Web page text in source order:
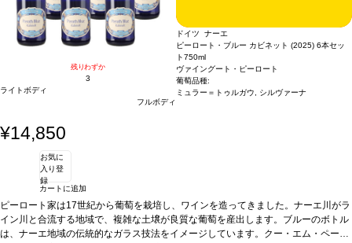
残りわずか
3
ライトボディ
フルボディ
ドイツ ナーエ
ピーロート・ブルー カビネット (2025) 6本セッ
ト750ml
ヴァイングート・ピーロート
葡萄品種:
ミュラー＝トゥルガウ, シルヴァーナ
¥14,850
お気に
入り登
録
カートに追加
ピーロート家は17世紀から葡萄を栽培し、ワインを造ってきました。ナーエ川がラ
イン川と合流する地域で、複雑な土壌が良質な葡萄を産出します。ブルーのボトル
は、ナーエ地域の伝統的なガラス技法をイメージしています。クー・エム・ペー